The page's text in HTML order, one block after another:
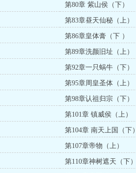
第80章 紫山侯（下）
第83章昼天仙秘（上）
第86章皇体膏（下 ）
第89章洗颜旧址（上）
第92章一只蜗牛（下）
第95章周皇圣体（上）
第98章认祖归宗（下）
第101章 镇威侯（上）
第104章 南天上国（下）
第107章帝物（上）
第110章神树遮天（下）